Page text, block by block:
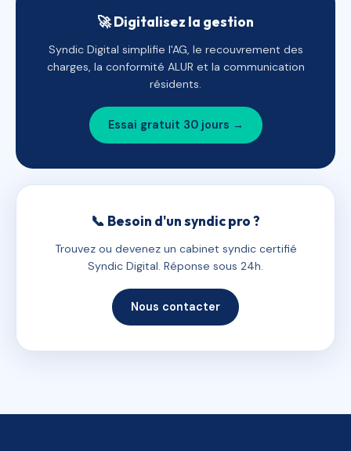
🚀 Digitalisez la gestion
Syndic Digital simplifie l'AG, le recouvrement des
charges, la conformité ALUR et la communication
résidents.
Essai gratuit 30 jours →
📞 Besoin d'un syndic pro ?
Trouvez ou devenez un cabinet syndic certifié
Syndic Digital. Réponse sous 24h.
Nous contacter